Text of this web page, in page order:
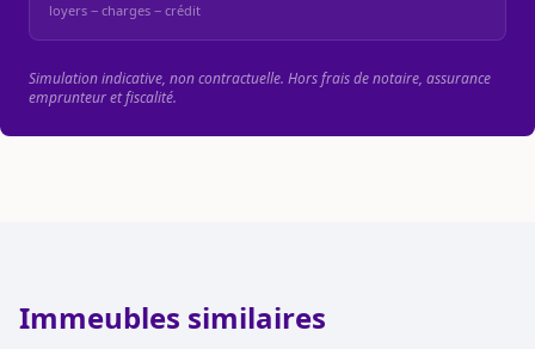
loyers − charges − crédit
Simulation indicative, non contractuelle. Hors frais de notaire, assurance
emprunteur et fiscalité.
Immeubles similaires